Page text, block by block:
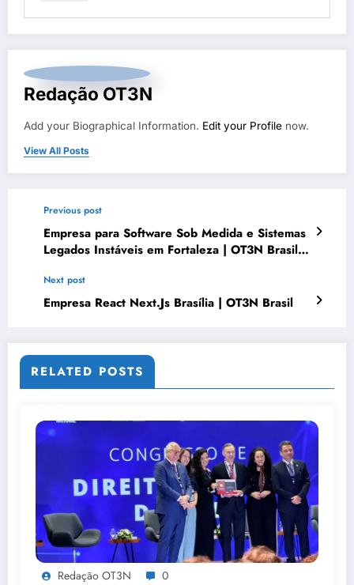
Redação OT3N
Add your Biographical Information. Edit your Profile now.
View All Posts
Previous post
Empresa para Software Sob Medida e Sistemas
Legados Instáveis em Fortaleza | OT3N Brasil
Next post
Empresa React Next.Js Brasília | OT3N Brasil
RELATED POSTS
Redação OT3N 0